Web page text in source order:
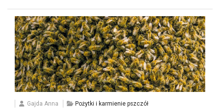
Gajda Anna Pożytki i karmienie pszczół